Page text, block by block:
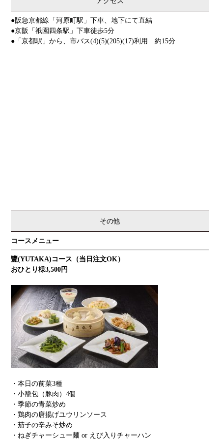
●阪急京都線「河原町駅」下車、地下にて直結
●京阪「祇園四条駅」下車徒歩5分
●「京都駅」から、市バス(4)(5)(205)(17)利用 約15分
その他
コースメニュー
豐(YUTAKA)コース（当日注文OK）
おひとり様3,500円
・本日の前菜3種
・小籠包（豚肉）4個
・季節の青菜炒め
・鶏肉の唐揚げユウリンソース
・茄子の辛みそ炒め
・ねぎチャーシュー麺 or えび入りチャーハン